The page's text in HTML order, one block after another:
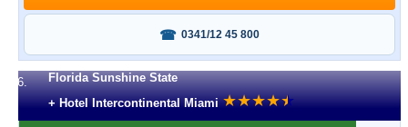
0341/12 45 800
6.
Florida Sunshine State
+ Hotel Intercontinental Miami ★★★★★
★